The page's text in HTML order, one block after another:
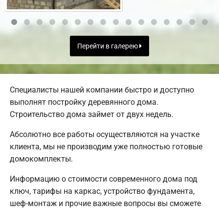
Перейти в галерею
Специалисты нашей компании быстро и доступно
выполнят постройку деревянного дома.
Строительство дома займет от двух недель.
Абсолютно все работы осуществляются на участке
клиента, мы не производим уже полностью готовые
домокомплекты.
Информацию о стоимости современного дома под
ключ, тарифы на каркас, устройство фундамента,
шеф-монтаж и прочие важные вопросы вы сможете